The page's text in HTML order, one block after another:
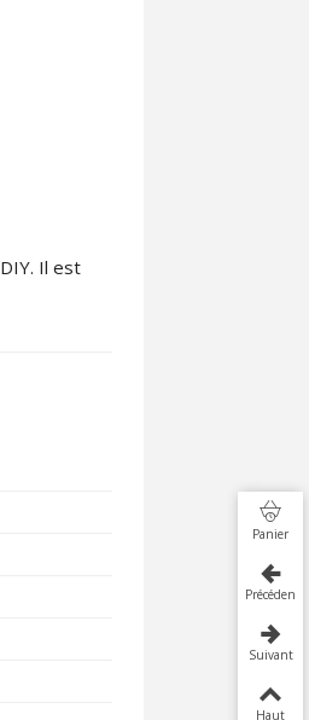
Il est
Panier
Précédent
Suivant
Haut